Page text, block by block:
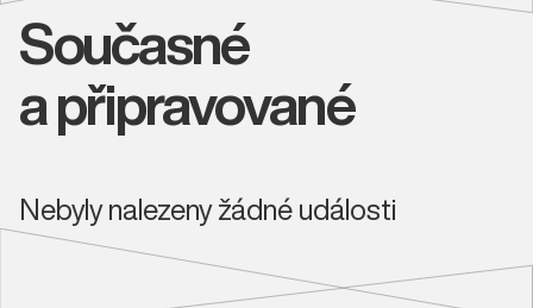
Současné
a připravované
Nebyly nalezeny žádné události